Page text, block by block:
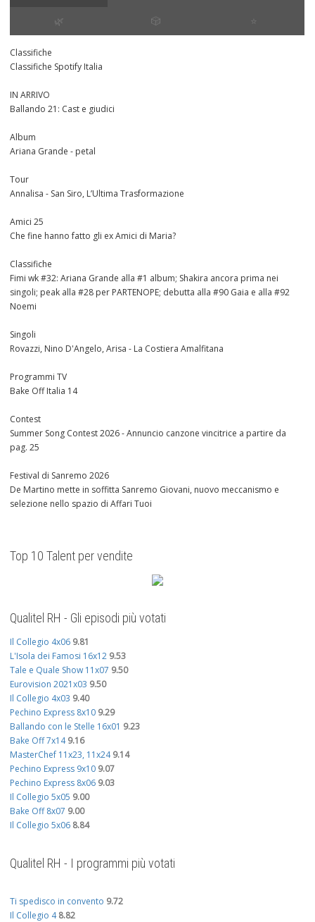
🌿 🎲 ⭐️
Classifiche
Classifiche Spotify Italia
IN ARRIVO
Ballando 21: Cast e giudici
Album
Ariana Grande - petal
Tour
Annalisa - San Siro, L’Ultima Trasformazione
Amici 25
Che fine hanno fatto gli ex Amici di Maria?
Classifiche
Fimi wk #32: Ariana Grande alla #1 album; Shakira ancora prima nei
singoli; peak alla #28 per PARTENOPE; debutta alla #90 Gaia e alla #92
Noemi
Singoli
Rovazzi, Nino D'Angelo, Arisa - La Costiera Amalfitana
Programmi TV
Bake Off Italia 14
Contest
Summer Song Contest 2026 - Annuncio canzone vincitrice a partire da
pag. 25
Festival di Sanremo 2026
De Martino mette in soffitta Sanremo Giovani, nuovo meccanismo e
selezione nello spazio di Affari Tuoi
Top 10 Talent per vendite
Qualitel RH - Gli episodi più votati
Il Collegio 4x06 9.81
L'Isola dei Famosi 16x12 9.53
Tale e Quale Show 11x07 9.50
Eurovision 2021x03 9.50
Il Collegio 4x03 9.40
Pechino Express 8x10 9.29
Ballando con le Stelle 16x01 9.23
Bake Off 7x14 9.16
MasterChef 11x23, 11x24 9.14
Pechino Express 9x10 9.07
Pechino Express 8x06 9.03
Il Collegio 5x05 9.00
Bake Off 8x07 9.00
Il Collegio 5x06 8.84
Qualitel RH - I programmi più votati
Ti spedisco in convento 9.72
Il Collegio 4 8.82